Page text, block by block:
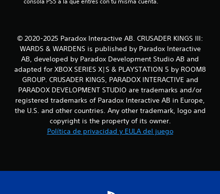
e
4
1
c
a
f
© 2020-2025 Paradox Interactive AB. CRUSADER KINGS III:
WARDS & WARDENS is published by Paradox Interactive
AB, developed by Paradox Development Studio AB and
adapted for XBOX SERIES X|S & PLAYSTATION 5 by ROOM8
GROUP. CRUSADER KINGS, PARADOX INTERACTIVE and
PARADOX DEVELOPMENT STUDIO are trademarks and/or
registered trademarks of Paradox Interactive AB in Europe,
the U.S. and other countries. Any other trademark, logo and
copyright is the property of its owner.
Política de privacidad y EULA del juego